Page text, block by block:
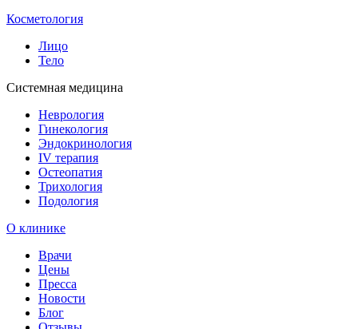
Косметология
Лицо
Тело
Системная медицина
Неврология
Гинекология
Эндокринология
IV терапия
Остеопатия
Трихология
Подология
О клинике
Врачи
Цены
Пресса
Новости
Блог